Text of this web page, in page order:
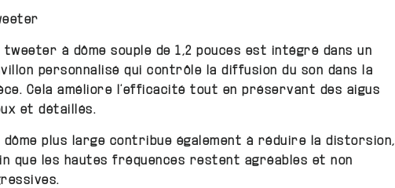
tweeter à dôme souple de 1,2 pouces est intégré dans un
personnalisé qui contrôle la diffusion du son dans la
Cela améliore l’efficacité tout en préservant des aigus
et détaillés.
dôme plus large contribue également à réduire la distorsion,
que les hautes fréquences restent agréables et non